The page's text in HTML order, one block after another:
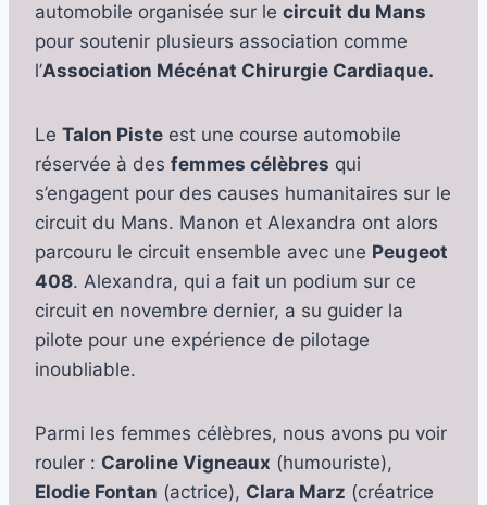
automobile organisée sur le circuit du Mans
pour soutenir plusieurs association comme
l’Association Mécénat Chirurgie Cardiaque.
Le Talon Piste est une course automobile
réservée à des femmes célèbres qui
s’engagent pour des causes humanitaires sur le
circuit du Mans. Manon et Alexandra ont alors
parcouru le circuit ensemble avec une Peugeot
408. Alexandra, qui a fait un podium sur ce
circuit en novembre dernier, a su guider la
pilote pour une expérience de pilotage
inoubliable.
Parmi les femmes célèbres, nous avons pu voir
rouler : Caroline Vigneaux (humouriste),
Elodie Fontan (actrice), Clara Marz (créatrice